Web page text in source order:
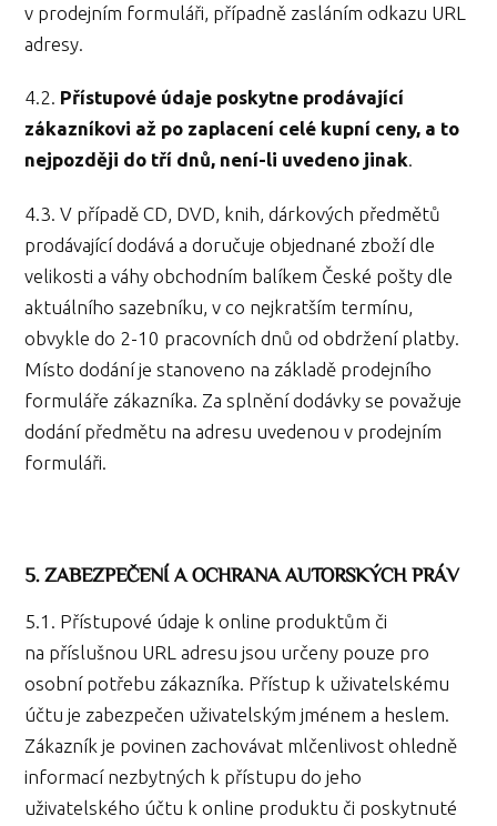
v prodejním formuláři, případně zasláním odkazu URL
adresy.
4.2. Přístupové údaje poskytne prodávající
zákazníkovi až po zaplacení celé kupní ceny, a to
nejpozději do tří dnů, není-li uvedeno jinak.
4.3. V případě CD, DVD, knih, dárkových předmětů
prodávající dodává a doručuje objednané zboží dle
velikosti a váhy obchodním balíkem České pošty dle
aktuálního sazebníku, v co nejkratším termínu,
obvykle do 2-10 pracovních dnů od obdržení platby.
Místo dodání je stanoveno na základě prodejního
formuláře zákazníka. Za splnění dodávky se považuje
dodání předmětu na adresu uvedenou v prodejním
formuláři.
5. ZABEZPEČENÍ A OCHRANA AUTORSKÝCH PRÁV
5.1. Přístupové údaje k online produktům či
na příslušnou URL adresu jsou určeny pouze pro
osobní potřebu zákazníka. Přístup k uživatelskému
účtu je zabezpečen uživatelským jménem a heslem.
Zákazník je povinen zachovávat mlčenlivost ohledně
informací nezbytných k přístupu do jeho
uživatelského účtu k online produktu či poskytnuté